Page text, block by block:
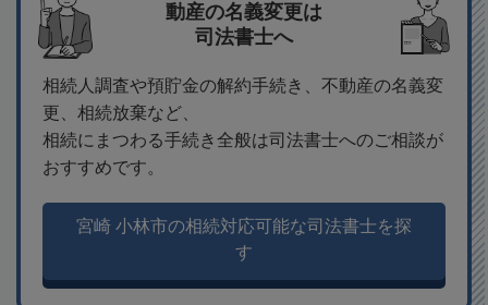
動産の名義変更は
司法書士へ
相続人調査や預貯金の解約手続き、不動産の名義変
更、相続放棄など、
相続にまつわる手続き全般は司法書士へのご相談が
おすすめです。
宮崎 小林市の相続対応可能な司法書士を探
す